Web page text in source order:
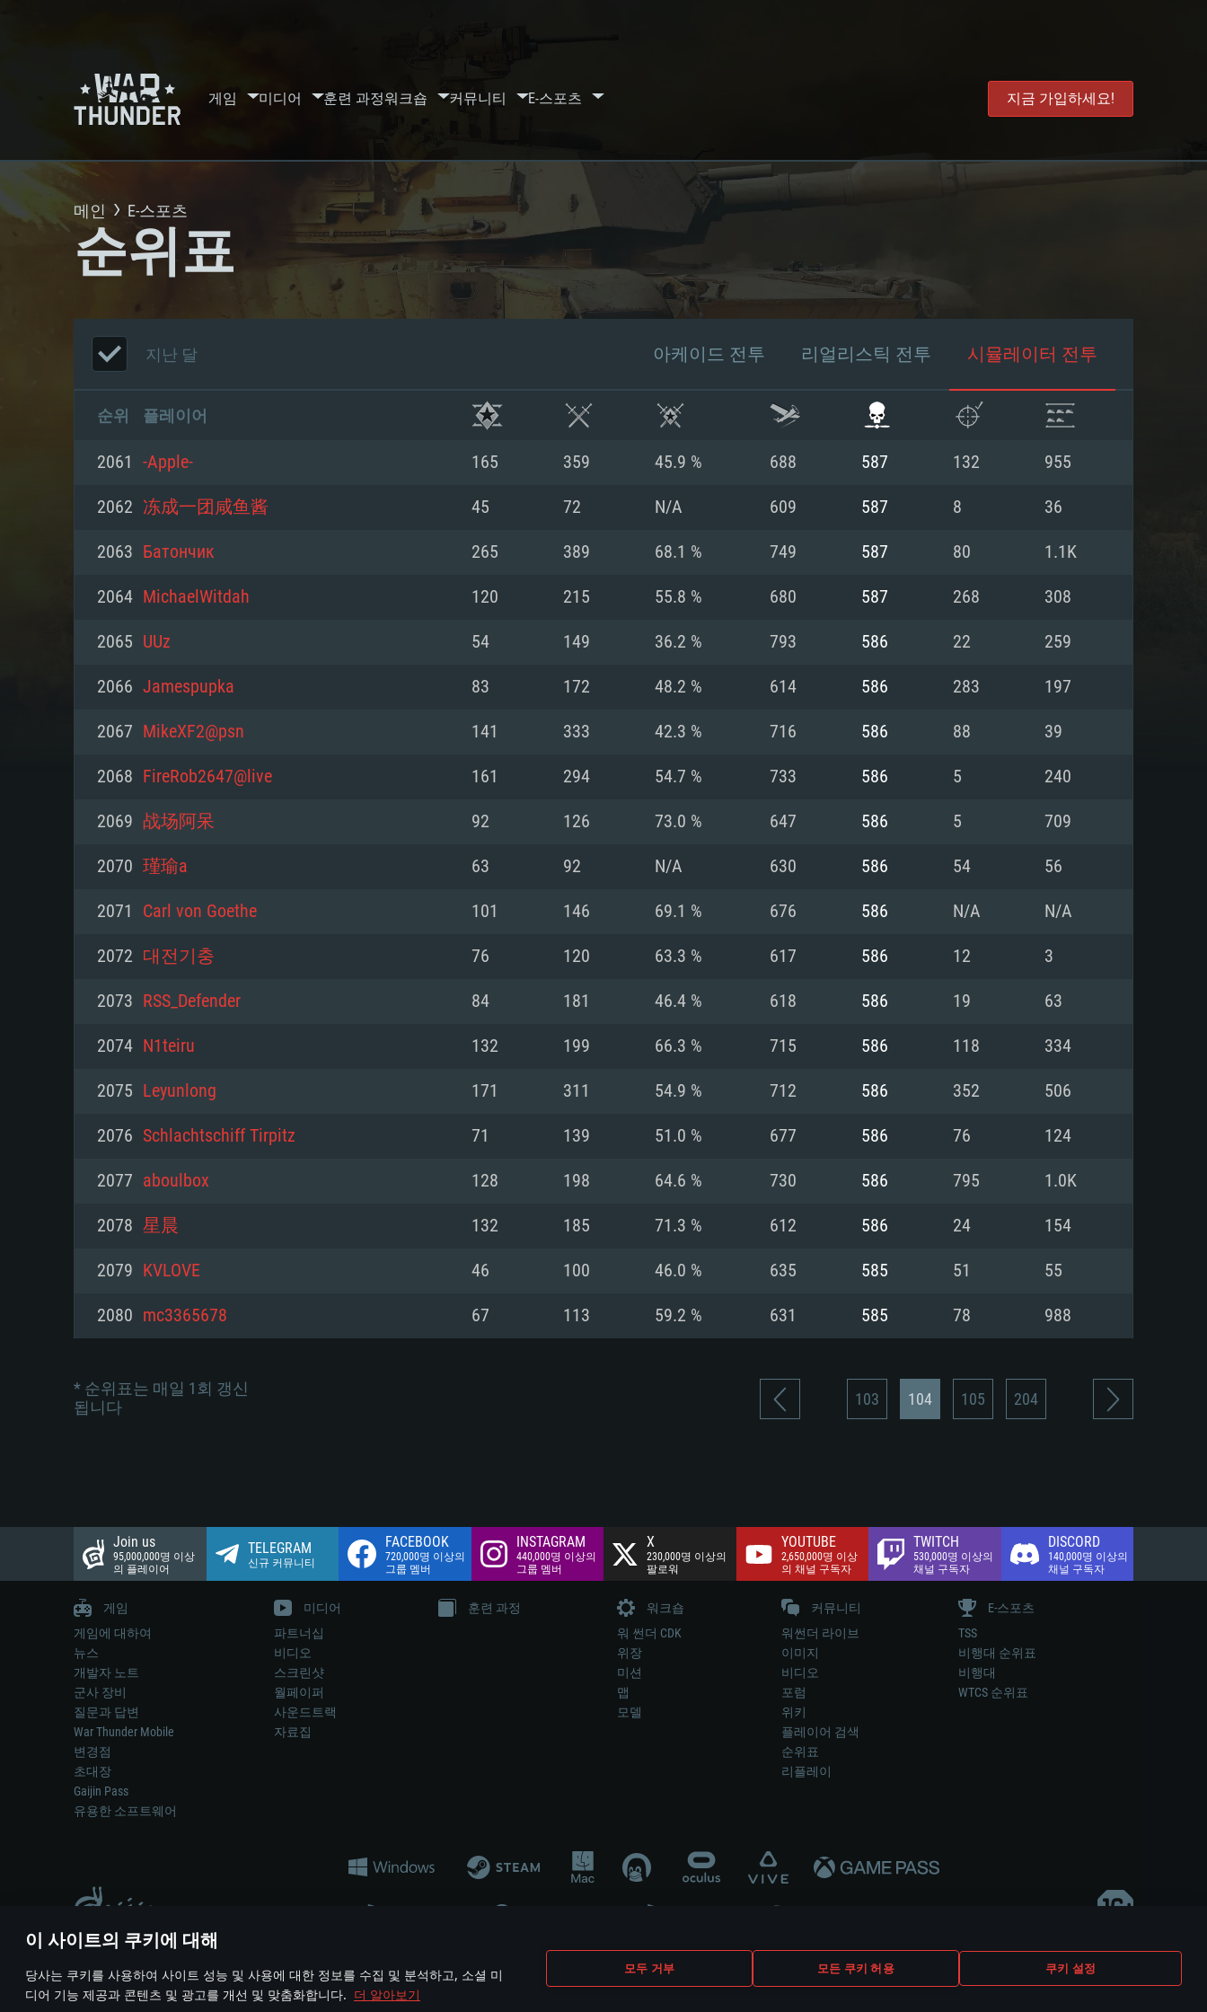
이 사이트의 쿠키에 대해
당사는 쿠키를 사용하여 사이트 성능 및 사용에 대한 정보를 수집 및 분석하고, 소셜 미
디어 기능 제공과 콘텐츠 및 광고를 개선 및 맞춤화합니다. 더 알아보기
모두 거부 모든 쿠키 허용 쿠키 설정
게임 미디어 훈련 과정워크숍 커뮤니티 E-스포츠 지금 가입하세요!
시스템 요구사항
MAC Linux
최소사양
운영체제: Windows 10 (64 bit)
프로세서: 2.2 GHz 듀얼코어 이상
메모리: 4GB
그래픽 카드: DirectX 11 이상을 지원하는 AMD
해상도: 720p
네트워크: 브로드밴드 인터넷
여유 저장 공간: 22.1 GB (최소 클라이언트)
권장 사양
운영체제: Windows 10/11 (64 bit)
프로세서: Intel Core i5 또는 Ryzen 5 3600 이상
메모리: 16 GB 이상
그래픽 카드: DirectX 11 이상을 지원하는 Nvidia
최소사양
운영체제: Mac OS Big Sur 11.0
프로세서: 최소 2.2 GHz의 Core i5 (Intel Xeon 은 지
(Mac), 혹은 이와 비슷한 성능을 가지는 Mac 버전
의 AMD/Nvidia. 최소 해상도: 720p
네트워크: 브로드밴드 인터넷
여유 저장 공간: 22.1 GB (최소 클라이언트)
권장 사양
운영체제: Mac OS Big Sur 11.0
프로세서: Core i7 (Intel Xeon 은 지원하지 않습니
네트워크: 브로드밴드 인터넷
여유 저장 공간: 62.2 GB (전체 클라이언트)
최소사양
운영체제: 64bit Linux 중 최신 버전
프로세서: 2.4 GHz 듀얼코어
메모리: 4 GB
그래픽 카드: Vulkan 을 지원하고, 최신 그래픽 드라
와 동급의 성능을 가지며 최신 그래픽 드라이버를
지원하는 AMD (6개월 미만; 최소사양 지원 해상도
권장 사양
운영체제: Ubuntu 20.04 64bit
프로세서: Intel Core i7
메모리: 16 GB
그래픽 카드: Vulkan 을 지원하고, 최신 그래픽 드라
와 동급의 성능을 가지며 최신 그래픽 드라이버를
지원하는 AMD RX 570 (6개월 미만; 최소사양 지원
메인 E-스포츠
순위표
지난 달 아케이드 전투 리얼리스틱 전투 시뮬레이터 전투
순위 플레이어
2061 -Apple- 165 359 45.9 % 688 587 132 955
2062 冻成一团咸鱼酱 45 72 N/A 609 587 8 36
2063 Батончик 265 389 68.1 % 749 587 80 1.1K
2064 MichaelWitdah 120 215 55.8 % 680 587 268 308
2065 UUz 54 149 36.2 % 793 586 22 259
2066 Jamespupka 83 172 48.2 % 614 586 283 197
2067 MikeXF2@psn 141 333 42.3 % 716 586 88 39
2068 FireRob2647@live 161 294 54.7 % 733 586 5 240
2069 战场阿呆 92 126 73.0 % 647 586 5 709
2070 瑾瑜a 63 92 N/A 630 586 54 56
2071 Carl von Goethe 101 146 69.1 % 676 586 N/A N/A
2072 대전기충 76 120 63.3 % 617 586 12 3
2073 RSS_Defender 84 181 46.4 % 618 586 19 63
2074 N1teiru 132 199 66.3 % 715 586 118 334
2075 Leyunlong 171 311 54.9 % 712 586 352 506
2076 Schlachtschiff Tirpitz 71 139 51.0 % 677 586 76 124
2077 aboulbox 128 198 64.6 % 730 586 795 1.0K
2078 星晨 132 185 71.3 % 612 586 24 154
2079 KVLOVE 46 100 46.0 % 635 585 51 55
2080 mc3365678 67 113 59.2 % 631 585 78 988
* 순위표는 매일 1회 갱신
됩니다
103 104 105 204
Join us
95,000,000명 이상
의 플레이어
TELEGRAM
신규 커뮤니티
FACEBOOK
720,000명 이상의
그룹 멤버
INSTAGRAM
440,000명 이상의
그룹 멤버
X
230,000명 이상의
팔로워
YOUTUBE
2,650,000명 이상
의 채널 구독자
TWITCH
530,000명 이상의
채널 구독자
DISCORD
140,000명 이상의
채널 구독자
게임
게임에 대하여
뉴스
개발자 노트
군사 장비
질문과 답변
War Thunder Mobile
변경점
초대장
Gaijin Pass
유용한 소프트웨어
미디어
파트너십
비디오
스크린샷
월페이퍼
사운드트랙
자료집
훈련 과정
워크숍
워 썬더 CDK
위장
미션
맵
모델
커뮤니티
워썬더 라이브
이미지
비디오
포럼
위키
플레이어 검색
순위표
리플레이
E-스포츠
TSS
비행대 순위표
비행대
WTCS 순위표
게임 에서 어떠한 현실의 무기나 차량을 묘사하는 것은 무기 개발 업체나 장비 제조 업체가 게임 개발 후원 또는 홍보에 참여하지 않습니다..
© 2011—2026 Gaijin Games Kft. All trademarks, logos and brand names are the property of their respective owners.
이용 약관 이용 약관